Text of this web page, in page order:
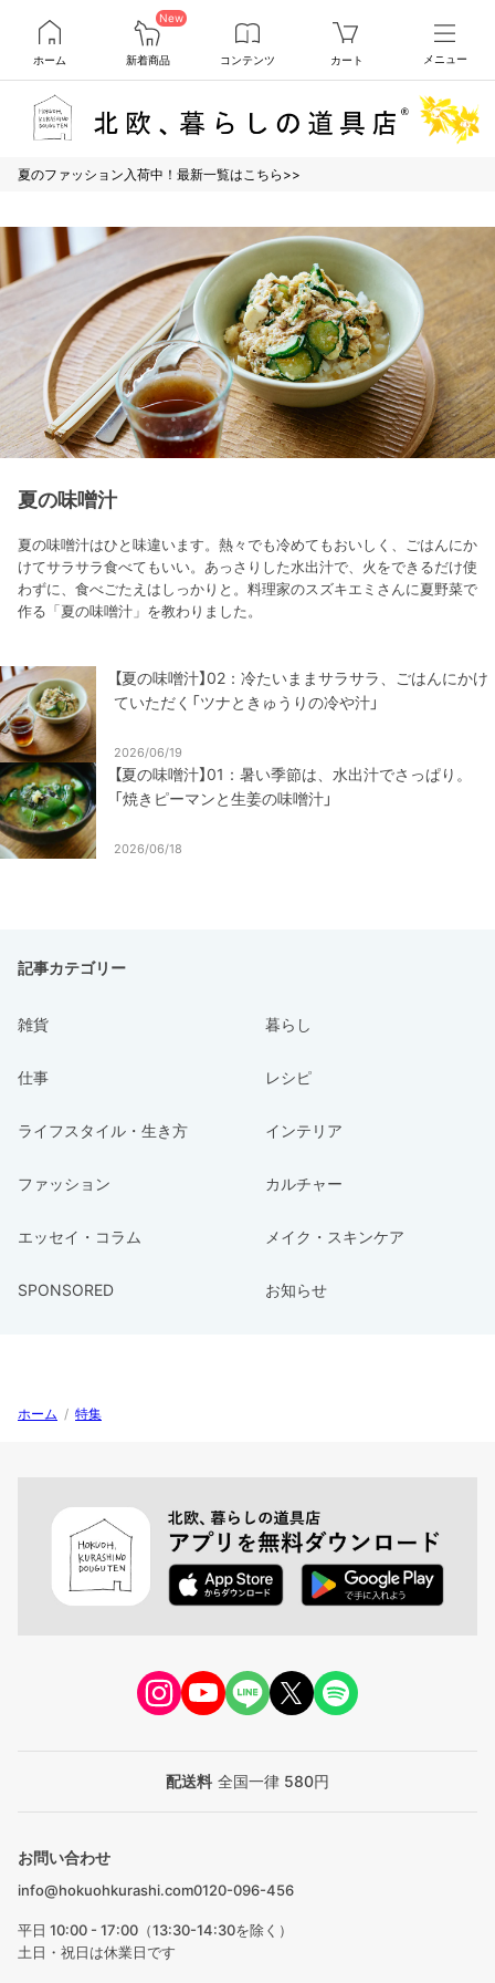
ホーム
New
新着商品 コンテンツ カート メニュー
夏のファッション入荷中！最新一覧はこちら>>
夏の味噌汁
夏の味噌汁はひと味違います。熱々でも冷めてもおいしく、ごはんにか
けてサラサラ食べてもいい。あっさりした水出汁で、火をできるだけ使
わずに、食べごたえはしっかりと。料理家のスズキエミさんに夏野菜で
作る「夏の味噌汁」を教わりました。
【夏の味噌汁】02：冷たいままサラサラ、ごはんにかけ
ていただく「ツナときゅうりの冷や汁」
2026/06/19
【夏の味噌汁】01：暑い季節は、水出汁でさっぱり。
「焼きピーマンと生姜の味噌汁」
2026/06/18
記事カテゴリー
雑貨 暮らし
仕事 レシピ
ライフスタイル・生き方 インテリア
ファッション カルチャー
エッセイ・コラム メイク・スキンケア
SPONSORED お知らせ
ホーム / 特集
配送料 全国一律 580円
お問い合わせ
info@hokuohkurashi.com0120-096-456
平日 10:00 - 17:00（13:30-14:30を除く）
土日・祝日は休業日です